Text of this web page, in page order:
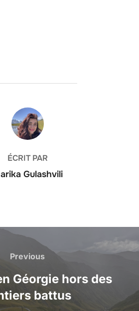
DE LA PUBLICATION
ÉCRIT PAR
Gulashvili
Previous
Previous
Géorgie hors des
battus